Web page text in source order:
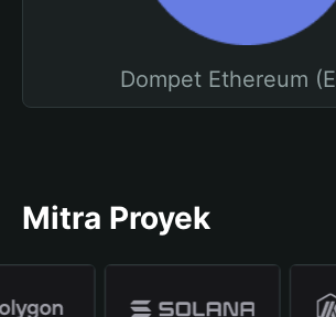
Dompet Ethereum
Mitra Proyek